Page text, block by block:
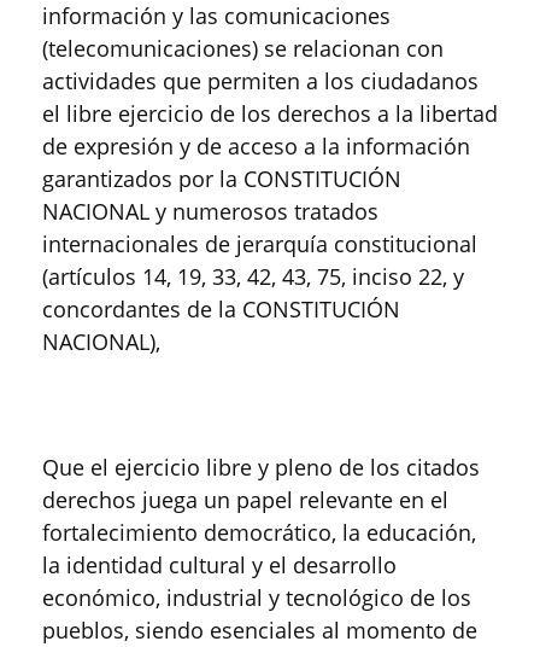
información y las comunicaciones
(telecomunicaciones) se relacionan con
actividades que permiten a los ciudadanos
el libre ejercicio de los derechos a la libertad
de expresión y de acceso a la información
garantizados por la CONSTITUCIÓN
NACIONAL y numerosos tratados
internacionales de jerarquía constitucional
(artículos 14, 19, 33, 42, 43, 75, inciso 22, y
concordantes de la CONSTITUCIÓN
NACIONAL),
Que el ejercicio libre y pleno de los citados
derechos juega un papel relevante en el
fortalecimiento democrático, la educación,
la identidad cultural y el desarrollo
económico, industrial y tecnológico de los
pueblos, siendo esenciales al momento de